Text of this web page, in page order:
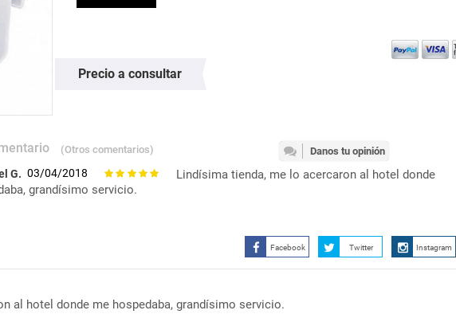
Precio a consultar
Danos tu opinión
(Otros comentarios)
G. 03/04/2018
Lindísima tienda, me lo acercaron al hotel donde
grandísimo servicio.
Facebook Twitter Instagram
al hotel donde me hospedaba, grandísimo servicio.